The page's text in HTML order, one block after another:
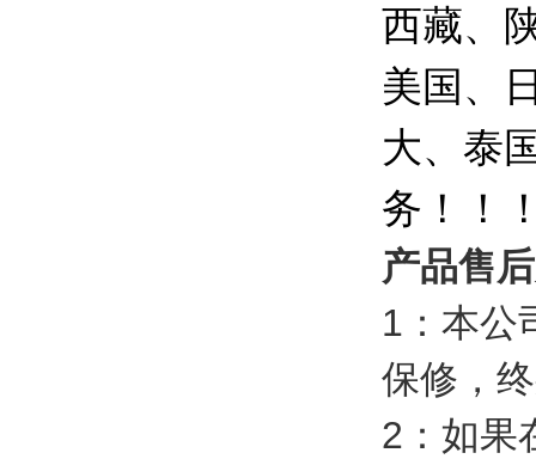
西藏、
美国、
大、泰
务！！
产品售
1 ：本
保修，
2 ：如